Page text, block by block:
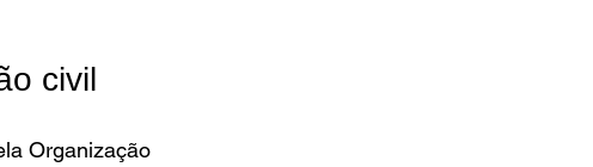
civil
Organização